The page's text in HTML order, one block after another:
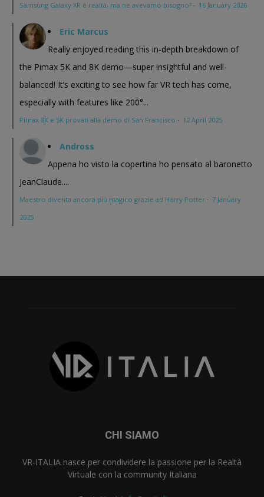
Samsung Galaxy XR è realtà, ma ne avevamo bisogno? · 16 January 2026
Eric Marcus
Really enjoyed reading this in-depth breakdown of
the Pimax 5K and 8K demo—super insightful and well-
balanced! It’s exciting to see how far VR tech has come,
especially with features like 200°...
Pimax 8K e 5K provati alla demo di San Francisco · 12 April 2025
Andross
Appena ho visto la copertina ho pensato al baronetto
JeanClaude....
Maestro diventa ancora più magico grazie ad Harry Potter · 7 January
2025
CHI SIAMO
VR-ITALIA nasce per condividere la passione per la Realtà
Virtuale con la community Italiana